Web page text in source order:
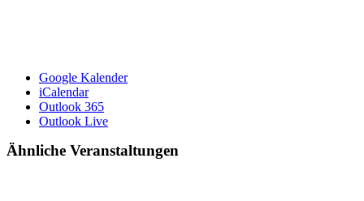
Google Kalender
iCalendar
Outlook 365
Outlook Live
Ähnliche Veranstaltungen